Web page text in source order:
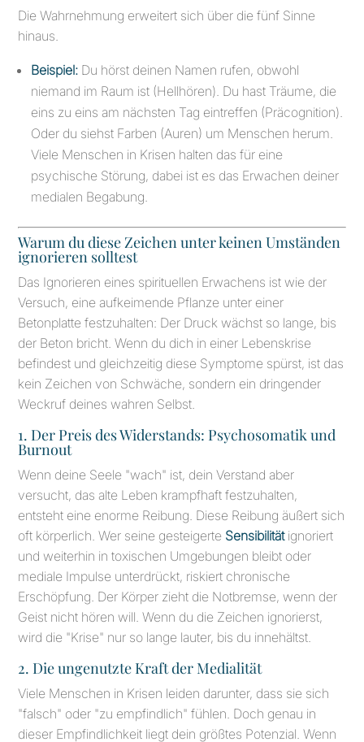
Die Wahrnehmung erweitert sich über die fünf Sinne
hinaus.
Beispiel: Du hörst deinen Namen rufen, obwohl
niemand im Raum ist (Hellhören). Du hast Träume, die
eins zu eins am nächsten Tag eintreffen (Präcognition).
Oder du siehst Farben (Auren) um Menschen herum.
Viele Menschen in Krisen halten das für eine
psychische Störung, dabei ist es das Erwachen deiner
medialen Begabung.
Warum du diese Zeichen unter keinen Umständen
ignorieren solltest
Das Ignorieren eines spirituellen Erwachens ist wie der
Versuch, eine aufkeimende Pflanze unter einer
Betonplatte festzuhalten: Der Druck wächst so lange, bis
der Beton bricht. Wenn du dich in einer Lebenskrise
befindest und gleichzeitig diese Symptome spürst, ist das
kein Zeichen von Schwäche, sondern ein dringender
Weckruf deines wahren Selbst.
1. Der Preis des Widerstands: Psychosomatik und
Burnout
Wenn deine Seele "wach" ist, dein Verstand aber
versucht, das alte Leben krampfhaft festzuhalten,
entsteht eine enorme Reibung. Diese Reibung äußert sich
oft körperlich. Wer seine gesteigerte Sensibilitätignoriert
und weiterhin in toxischen Umgebungen bleibt oder
mediale Impulse unterdrückt, riskiert chronische
Erschöpfung. Der Körper zieht die Notbremse, wenn der
Geist nicht hören will. Wenn du die Zeichen ignorierst,
wird die "Krise" nur so lange lauter, bis du innehältst.
2. Die ungenutzte Kraft der Medialität
Viele Menschen in Krisen leiden darunter, dass sie sich
"falsch" oder "zu empfindlich" fühlen. Doch genau in
dieser Empfindlichkeit liegt dein größtes Potenzial. Wenn